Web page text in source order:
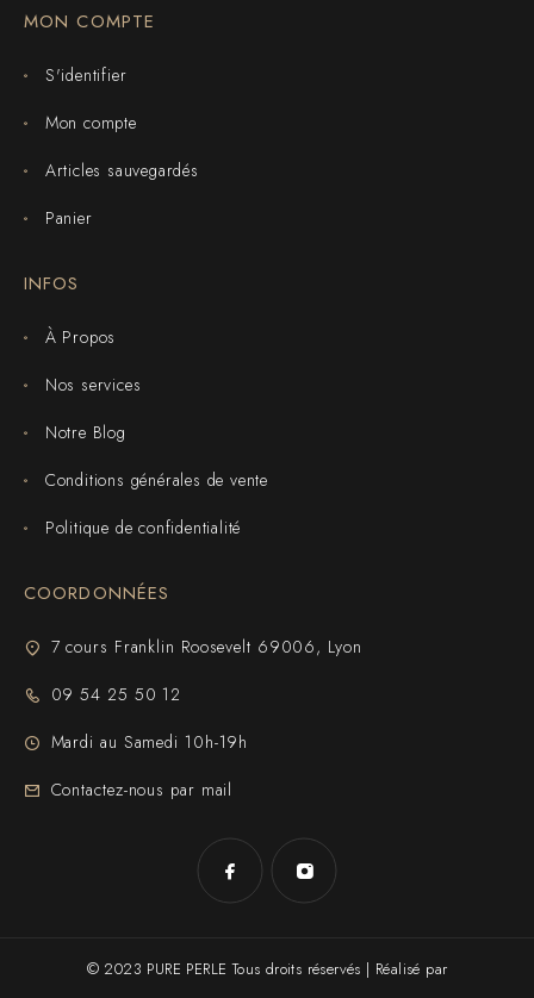
MON COMPTE
S'identifier
Mon compte
Articles sauvegardés
Panier
INFOS
À Propos
Nos services
Notre Blog
Conditions générales de vente
Politique de confidentialité
COORDONNÉES
7 cours Franklin Roosevelt 69006, Lyon
09 54 25 50 12
Mardi au Samedi 10h-19h
Contactez-nous par mail
© 2023 PURE PERLE Tous droits réservés | Réalisé par